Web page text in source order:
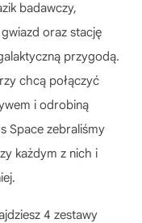
badawczy,
oraz stację
przygodą.
chcą połączyć
i odrobiną
Space zebraliśmy
każdym z nich i
4 zestawy